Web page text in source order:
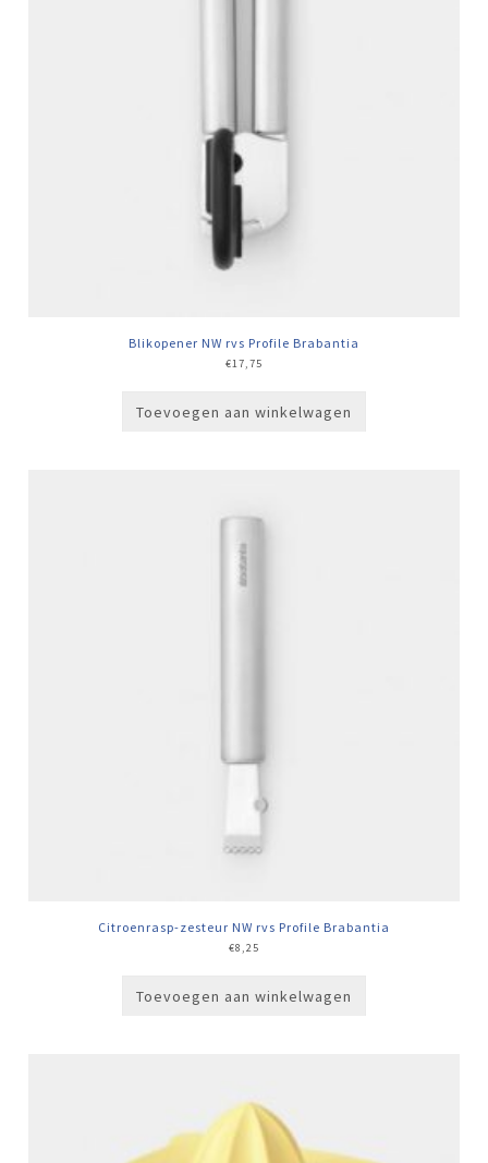
Blikopener NW rvs Profile Brabantia
€17,75
Toevoegen aan winkelwagen
Citroenrasp-zesteur NW rvs Profile Brabantia
€8,25
Toevoegen aan winkelwagen